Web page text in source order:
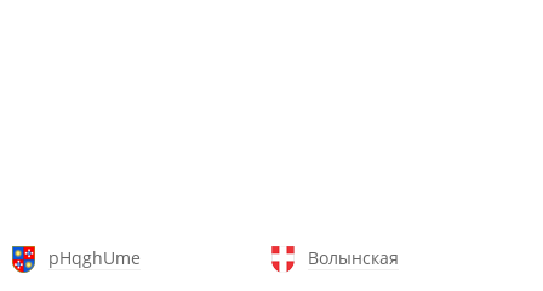
pHqghUme
Волынская